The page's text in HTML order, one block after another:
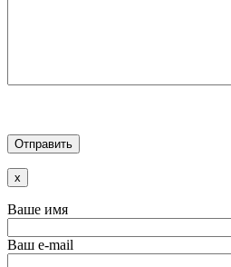
x
Ваше имя
Ваш e-mail